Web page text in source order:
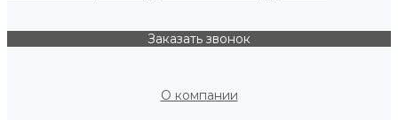
Заказать звонок
О компании